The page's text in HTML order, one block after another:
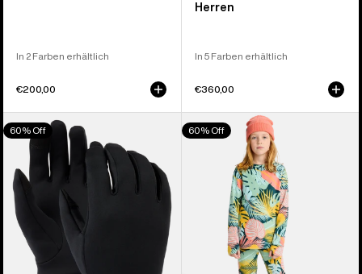
In 2 Farben erhältlich
€200,00
Herren
In 5 Farben erhältlich
€360,00
Burton
Screen
Grab®
Innenhandschuhe
60% Off
Burton
Fleece-
Funktionswäsche-
60% Off